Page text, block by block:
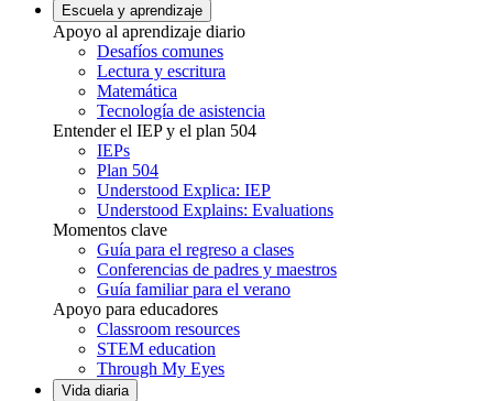
Escuela y aprendizaje
Apoyo al aprendizaje diario
Desafíos comunes
Lectura y escritura
Matemática
Tecnología de asistencia
Entender el IEP y el plan 504
IEPs
Plan 504
Understood Explica: IEP
Understood Explains: Evaluations
Momentos clave
Guía para el regreso a clases
Conferencias de padres y maestros
Guía familiar para el verano
Apoyo para educadores
Classroom resources
STEM education
Through My Eyes
Vida diaria